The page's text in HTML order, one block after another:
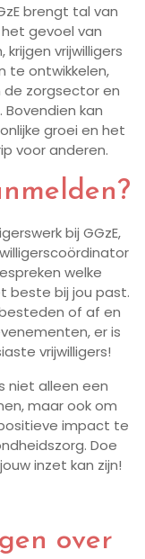
brengt tal van
gevoel van
vrijwilligers
te ontwikkelen,
de zorgsector en
kan
groei en het
voor anderen.
bij GGzE,
welke
beste bij jou past.
of af en
er is
vrijwilligers!
niet alleen een
maar ook om
impact te
Doe
inzet kan zijn!
over